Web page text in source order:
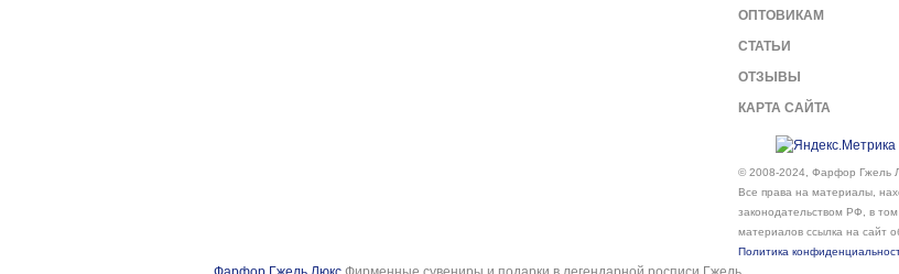
ОПТОВИКАМ
СТАТЬИ
ОТЗЫВЫ
КАРТА САЙТА
© 2008-2024, Фарфор Гжель
Все права на материалы,
законодательством РФ, в
материалов ссылка на сайт
Политика